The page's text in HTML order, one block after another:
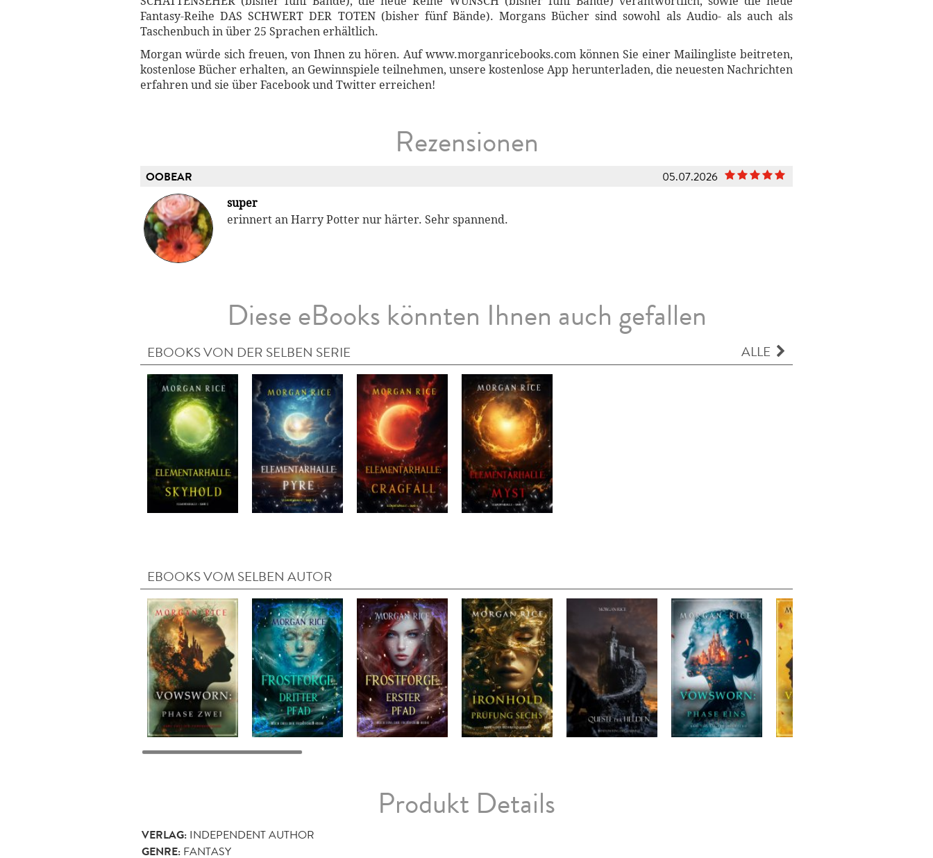
Fantasy-Reihe DAS SCHWERT DER TOTEN (bisher fünf Bände). Morgans Bücher sind sowohl als Audio- als auch als
Taschenbuch in über 25 Sprachen erhältlich.
Morgan würde sich freuen, von Ihnen zu hören. Auf www.morganricebooks.com können Sie einer Mailingliste beitreten,
kostenlose Bücher erhalten, an Gewinnspiele teilnehmen, unsere kostenlose App herunterladen, die neuesten Nachrichten
erfahren und sie über Facebook und Twitter erreichen!
Rezensionen
OOBEAR 05.07.2026
super
erinnert an Harry Potter nur härter. Sehr spannend.
Diese eBooks könnten Ihnen auch gefallen
EBOOKS VON DER SELBEN SERIE ALLE
EBOOKS VOM SELBEN AUTOR
Produkt Details
VERLAG: INDEPENDENT AUTHOR
GENRE: FANTASY